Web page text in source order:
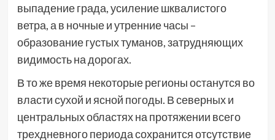
выпадение града, усиление шквалистого
ветра, а в ночные и утренние часы –
образование густых туманов, затрудняющих
видимость на дорогах.
В то же время некоторые регионы останутся во
власти сухой и ясной погоды. В северных и
центральных областях на протяжении всего
трехдневного периода сохранится отсутствие